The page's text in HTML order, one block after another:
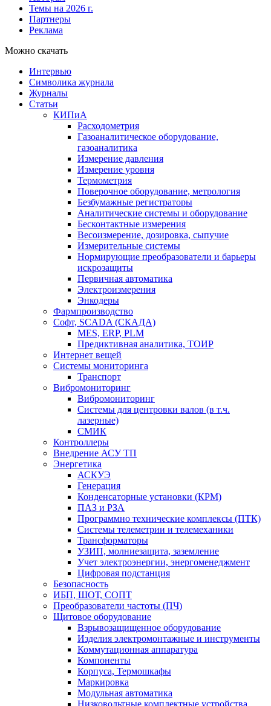
Темы на 2026 г.
Партнеры
Реклама
Можно скачать
Интервью
Символика журнала
Журналы
Статьи
КИПиА
Расходометрия
Газоаналитическое оборудование,
газоаналитика
Измерение давления
Измерение уровня
Термометрия
Поверочное оборудование, метрология
Безбумажные регистраторы
Аналитические системы и оборудование
Бесконтактные измерения
Весоизмерение, дозировка, сыпучие
Измерительные системы
Нормирующие преобразователи и барьеры
искрозащиты
Первичная автоматика
Электроизмерения
Энкодеры
Фармпроизводство
Софт, SCADA (СКАДА)
MES, ERP, PLM
Предиктивная аналитика, ТОИР
Интернет вещей
Системы мониторинга
Транспорт
Вибромониторинг
Вибромониторинг
Системы для центровки валов (в т.ч.
лазерные)
СМИК
Контроллеры
Внедрение АСУ ТП
Энергетика
АСКУЭ
Генерация
Конденсаторные установки (КРМ)
ПАЗ и РЗА
Программно технические комплексы (ПТК)
Системы телеметрии и телемеханики
Трансформаторы
УЗИП, молниезащита, заземление
Учет электроэнергии, энергоменеджмент
Цифровая подстанция
Безопасность
ИБП, ШОТ, СОПТ
Преобразователи частоты (ПЧ)
Щитовое оборудование
Взрывозащищенное оборудование
Изделия электромонтажные и инструменты
Коммутационная аппаратура
Компоненты
Корпуса, Термошкафы
Маркировка
Модульная автоматика